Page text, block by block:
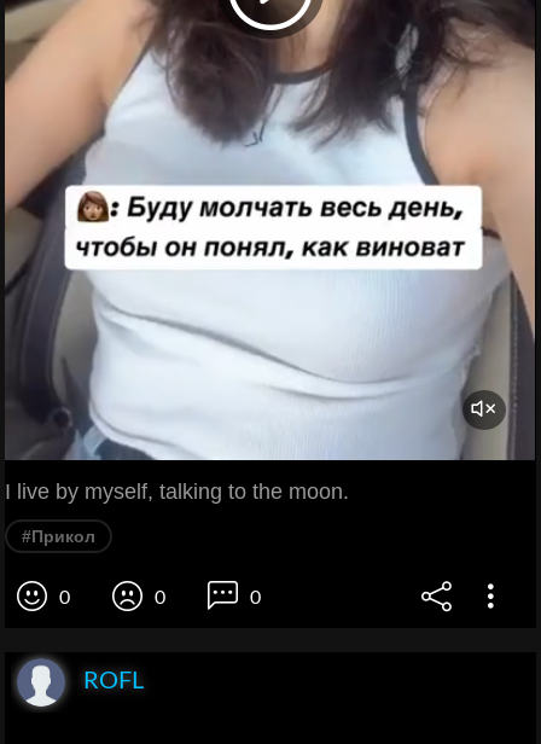
I live by myself, talking to the moon.
#Прикол
0 0 0
ROFL